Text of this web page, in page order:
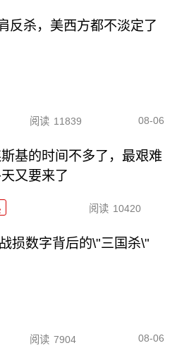
反杀，美西方都不淡定了
阅读 11839 08-06
基的时间不多了，最艰难
又要来了
阅读 10420
损数字背后的\"三国杀\"
阅读 7904 08-06